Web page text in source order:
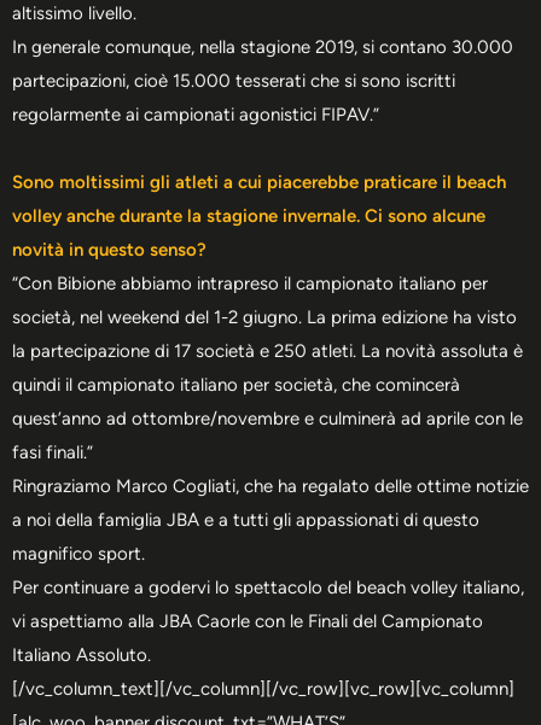
altissimo livello.
In generale comunque, nella stagione 2019, si contano 30.000
partecipazioni, cioè 15.000 tesserati che si sono iscritti
regolarmente ai campionati agonistici FIPAV.”
Sono moltissimi gli atleti a cui piacerebbe praticare il beach
volley anche durante la stagione invernale. Ci sono alcune
novità in questo senso?
“Con Bibione abbiamo intrapreso il campionato italiano per
società, nel weekend del 1-2 giugno. La prima edizione ha visto
la partecipazione di 17 società e 250 atleti. La novità assoluta è
quindi il campionato italiano per società, che comincerà
quest’anno ad ottombre/novembre e culminerà ad aprile con le
fasi finali.”
Ringraziamo Marco Cogliati, che ha regalato delle ottime notizie
a noi della famiglia JBA e a tutti gli appassionati di questo
magnifico sport.
Per continuare a godervi lo spettacolo del beach volley italiano,
vi aspettiamo alla JBA Caorle con le Finali del Campionato
Italiano Assoluto.
[/vc_column_text][/vc_column][/vc_row][vc_row][vc_column]